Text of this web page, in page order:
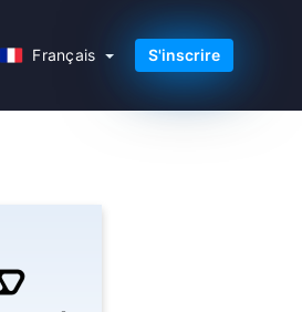
Français S'inscrire